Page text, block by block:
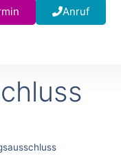
Anruf